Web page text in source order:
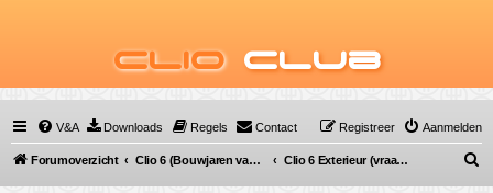
Clio Club
V&A Downloads Regels Contact Aanmelden
Registreer
Forumoverzicht Clio 6 (Bouwjaren van 2025 tot ...) Clio 6 Exterieur (vraag & antwoord)
o